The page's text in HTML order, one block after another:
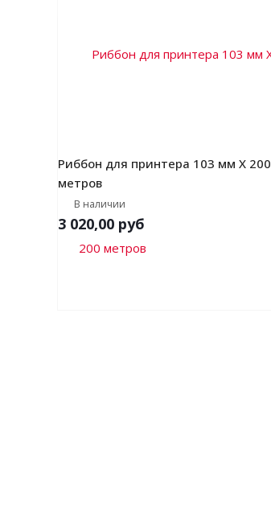
Риббон для принтера 103 мм Х 200
метров
В наличии
3 020,00 руб